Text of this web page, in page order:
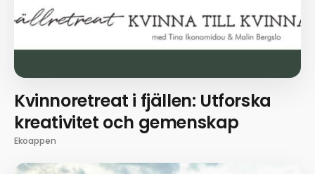
Kvinnoretreat i fjällen: Utforska
kreativitet och gemenskap
Ekoappen